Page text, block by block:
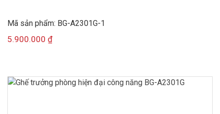
Mã sản phẩm: BG-A2301G-1
5.900.000 ₫